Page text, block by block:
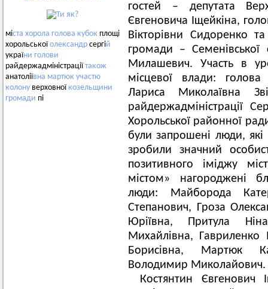
міста хорола голова кубок площі
хорольськоїолександр сергій
україни голови
райдержадміністраціїтакож
анатоліївна мартюк участю
колону верховної козельщини
громади пі
гостей – депутата
Євгеновича Іщейкіна,
Вікторівни Сидоренко
громади –
Милашевич. Участь в
місцевої влади: голова
Лариса Миколаївна
райдержадміністрації
Хорольської районної
були запрошені люди,
зробили значний
позитивного іміджу
містом» нагороджені
люди: Майборода
Степанович, Гроза
Юріївна, Притула
Михайлівна, Гавриленко
Борисівна, Мартюк
Володимир Миколайович.
Костянтин Євгенович